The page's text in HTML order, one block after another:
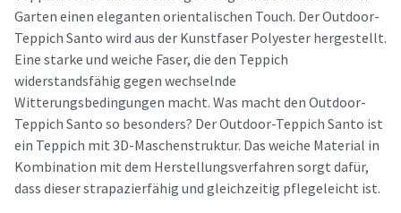
Garten einen eleganten orientalischen Touch. Der Outdoor-
Teppich Santo wird aus der Kunstfaser Polyester hergestellt.
Eine starke und weiche Faser, die den Teppich
widerstandsfähig gegen wechselnde
Witterungsbedingungen macht. Was macht den Outdoor-
Teppich Santo so besonders? Der Outdoor-Teppich Santo ist
ein Teppich mit 3D-Maschenstruktur. Das weiche Material in
Kombination mit dem Herstellungsverfahren sorgt dafür,
dass dieser strapazierfähig und gleichzeitig pflegeleicht ist.